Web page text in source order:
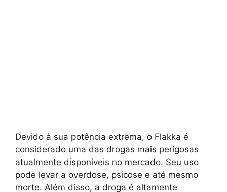
Devido à sua potência extrema, o Flakka é
considerado uma das drogas mais perigosas
atualmente disponíveis no mercado. Seu uso
pode levar a overdose, psicose e até mesmo
morte. Além disso, a droga é altamente